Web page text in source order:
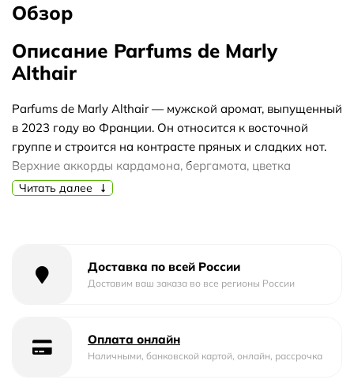
Обзор
Описание Parfums de Marly
Althair
Parfums de Marly Althair — мужской аромат, выпущенный
в 2023 году во Франции. Он относится к восточной
группе и строится на контрасте пряных и сладких нот.
Верхние аккорды кардамона, бергамота, цветка
апельсина и корицы задают тёплое, слегка пряное
мускуса, амброксана, пралине и гуаякового дерева
делает шлейф мягким, сладковатым и обволакивающим.
Althair подойдёт для прохладного времени года и
Читать далее
Доставка по всей России
Доставим ваш заказа во все регионы России
Оплата онлайн
Наличными, банковской картой, онлайн, рассрочка